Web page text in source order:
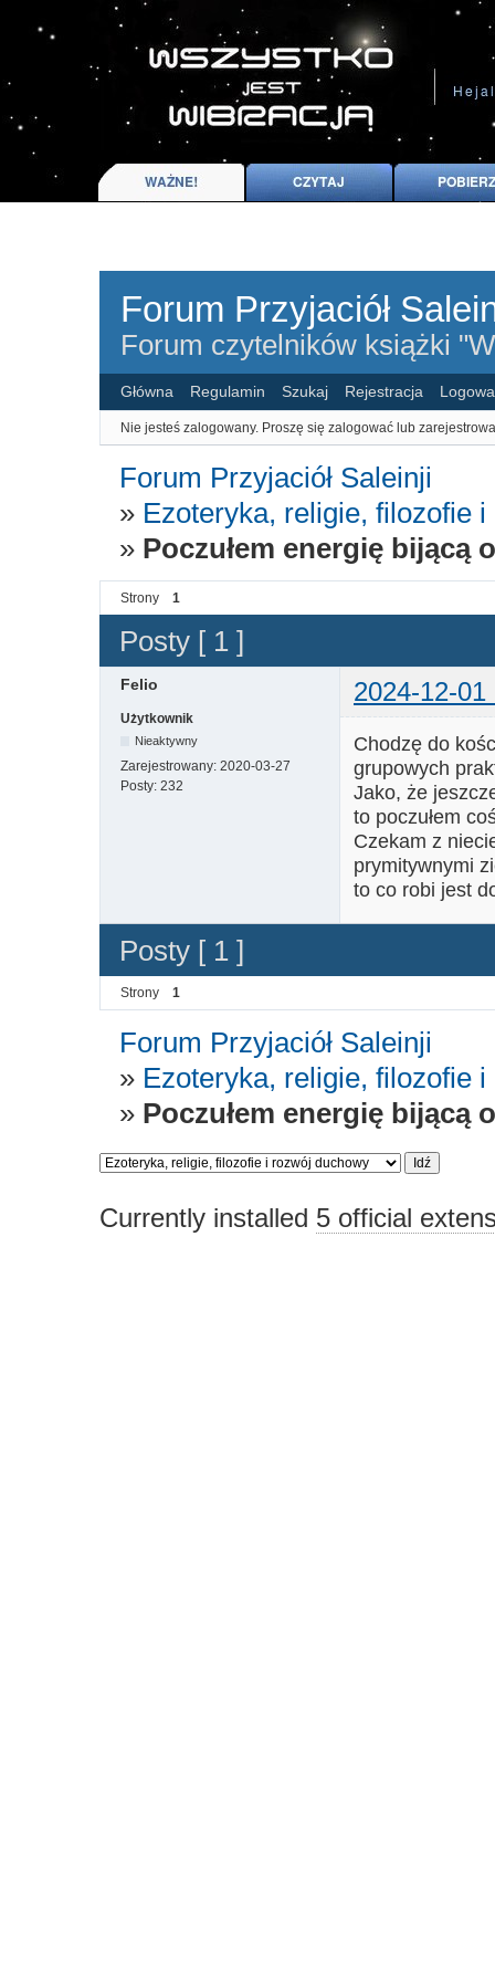
Forum Przyjaciół
Forum czytelników książki
Główna Regulamin Szukaj Rejestracja
Nie jesteś zalogowany. Proszę się zalogować lub
Forum Przyjaciół Saleinji
» Ezoteryka, religie, filozofie
» Poczułem energię bijącą
Strony 1
Posty [ 1 ]
Felio 2024-12-01
Użytkownik
Nieaktywny
Zarejestrowany: 2020-03-27
Posty: 232
Chodzę do
grupowych
Jako, że
to poczułem
Czekam z
prymitywnymi
to co robi jest
Posty [ 1 ]
Strony 1
Forum Przyjaciół Saleinji
» Ezoteryka, religie, filozofie
» Poczułem energię bijącą
Currently installed 5 official